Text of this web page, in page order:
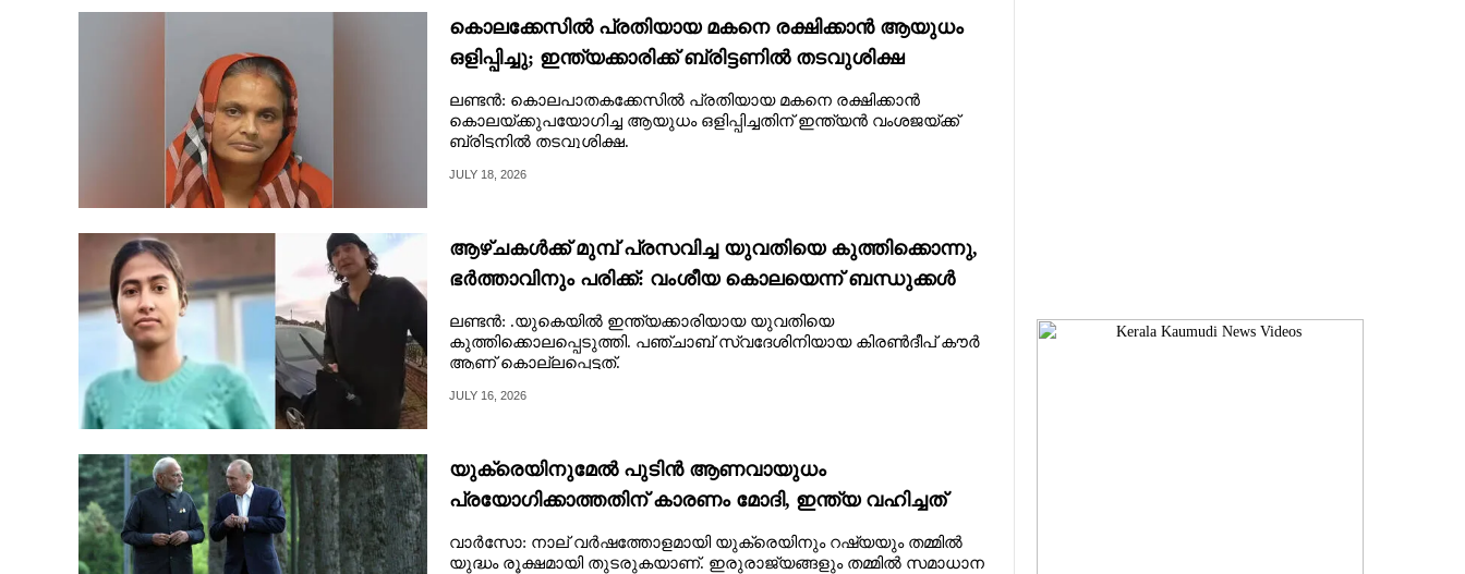
കൊലക്കേസിൽ പ്രതിയായ മകനെ രക്ഷിക്കാൻ ആയുധം
ഒളിപ്പിച്ചു; ഇന്ത്യക്കാരിക്ക് ബ്രിട്ടണിൽ തടവുശിക്ഷ
ലണ്ടൻ: കൊലപാതകക്കേസിൽ പ്രതിയായ മകനെ രക്ഷിക്കാൻ
കൊലയ്ക്കുപയോഗിച്ച ആയുധം ഒളിപ്പിച്ചതിന് ഇന്ത്യൻ വംശജയ്ക്ക്
ബ്രിട്ടനിൽ തടവുശിക്ഷ.
JULY 18, 2026
ആഴ്ചകൾക്ക് മുമ്പ് പ്രസവിച്ച യുവതിയെ കുത്തിക്കൊന്നു,
ഭർത്താവിനും പരിക്ക്: വംശീയ കൊലയെന്ന് ബന്ധുക്കൾ
ലണ്ടൻ: .യുകെയിൽ ഇന്ത്യക്കാരിയായ യുവതിയെ
കുത്തിക്കൊലപ്പെടുത്തി. പഞ്ചാബ് സ്വദേശിനിയായ കിരൺദീപ് കൗർ
ആണ് കൊല്ലപ്പെട്ടത്.
JULY 16, 2026
യുക്രെയിനുമേൽ പുടിൻ ആണവായുധം
പ്രയോഗിക്കാത്തതിന് കാരണം മോദി, ഇന്ത്യ വഹിച്ചത്
വലിയ പങ്കെന്ന് പോളണ്ട് മന്ത്രി
വാർസോ: നാല് വർ‌ഷത്തോളമായി യുക്രെയിനും റഷ്യയും തമ്മിൽ
യുദ്ധം രൂക്ഷമായി തുടരുകയാണ്. ഇരുരാജ്യങ്ങളും തമ്മിൽ സമാധാന